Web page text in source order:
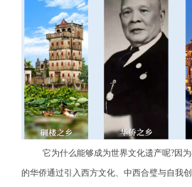
它为什么能够成为世界文化遗产呢?因
的华侨通过引入西方文化、中西合璧与自我